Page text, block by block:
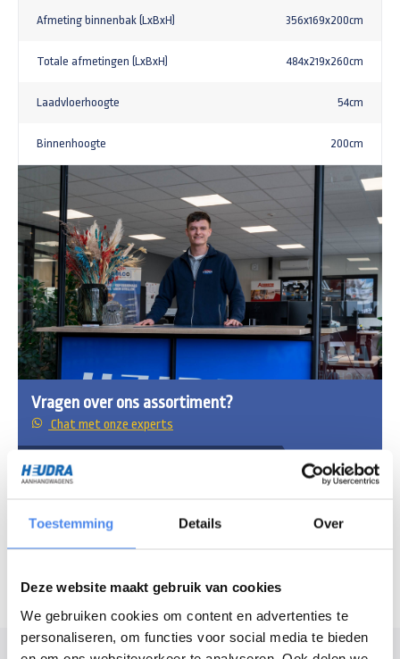
Toestemming Details Over
Deze website maakt gebruik van cookies
We gebruiken cookies om content en advertenties te
personaliseren, om functies voor social media te bieden
Afmeting binnenbak (LxBxH) 356x169x200cm
Totale afmetingen (LxBxH) 484x219x260cm
Laadvloerhoogte 54cm
Binnenhoogte 200cm
Vragen over ons assortiment?
Chat met onze experts
Openingstijden
Zaterdag
8:30 - 12:00 uur